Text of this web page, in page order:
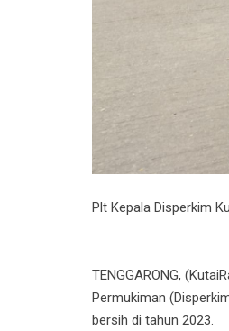
Plt Kepala Disperkim
TENGGARONG,
Permukiman
bersih di tahun 2023.